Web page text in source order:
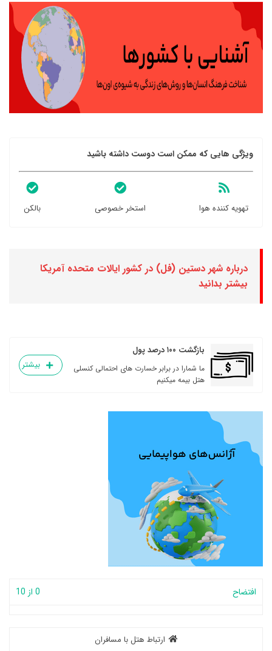
ویژگی هایی که ممکن است دوست داشته باشید
تهویه کننده هوا استخر خصوصی بالکن
درباره شهر دستین (فل) در کشور ایالات متحده آمریکا
بیشتر بدانید
بازگشت ۱۰۰ درصد پول
ما شمارا در برابر خسارت های احتمالی کنسلی
هتل بیمه میکنیم
بیشتر
افتضاح 0 از 10
ارتباط هتل با مسافران